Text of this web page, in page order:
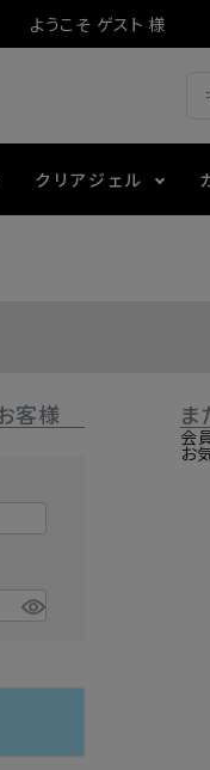
ようこそ ゲスト 様
クリアジェル
客様 ま
会
お